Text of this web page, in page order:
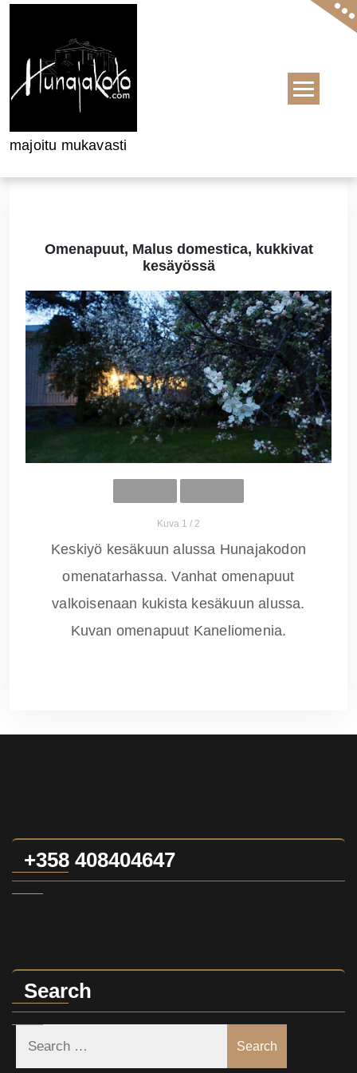
majoitu mukavasti
Omenapuut, Malus domestica, kukkivat
kesäyössä
Kuva 1 / 2
Keskiyö kesäkuun alussa Hunajakodon
omenatarhassa. Vanhat omenapuut
valkoisenaan kukista kesäkuun alussa.
Kuvan omenapuut Kaneliomenia.
+358 408404647
Search
Search